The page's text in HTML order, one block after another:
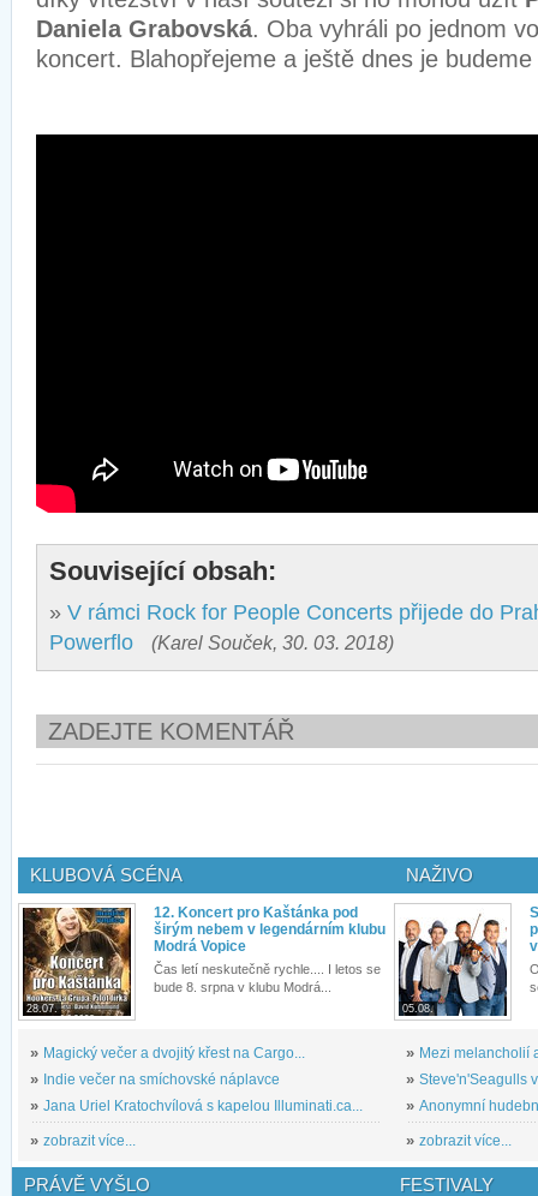
Daniela Grabovská. Oba vyhráli po jednom
koncert. Blahopřejeme a ještě dnes je
Související obsah:
» V rámci Rock for People Concerts přijede do
Powerflo
(Karel Souček, 30. 03. 2018)
ZADEJTE KOMENTÁŘ
KLUBOVÁ SCÉNA
28.07.
12. Koncert pro Kaštánka pod
širým nebem v legendárním klubu
Modrá Vopice
Čas letí neskutečně rychle.... I letos se
bude 8. srpna v klubu Modrá...
» Magický večer a dvojitý křest na Cargo...
» Indie večer na smíchovské náplavce
» Jana Uriel Kratochvílová s kapelou Illuminati.ca...
» zobrazit více...
NAŽIVO
05.08.
» Mezi melancholií
» Steve'n'Seagulls
» Anonymní
» zobrazit více...
PRÁVĚ VYŠLO FESTIVALY